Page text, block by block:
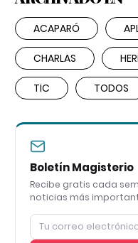
ACAPARÓ
CHARLAS
TIC TODOS
Boletín Magisterio
Recibe gratis cada
noticias más